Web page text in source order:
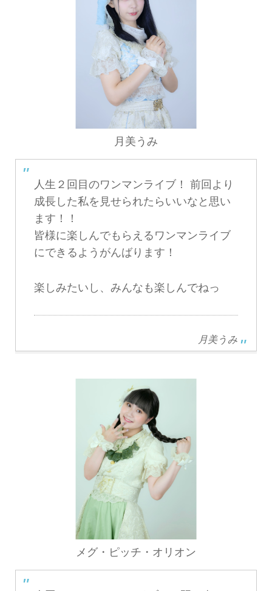
月美うみ
人生２回目のワンマンライブ！ 前回より
成長した私を見せられたらいいなと思い
ます！！
皆様に楽しんでもらえるワンマンライブ
にできるようがんばります！
楽しみたいし、みんなも楽しんでねっ
月美うみ
メグ・ピッチ・オリオン